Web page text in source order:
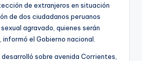
de extranjeros en situación
de dos ciudadanos peruanos
agravado, quienes serán
el Gobierno nacional.
sobre avenida Corrientes,